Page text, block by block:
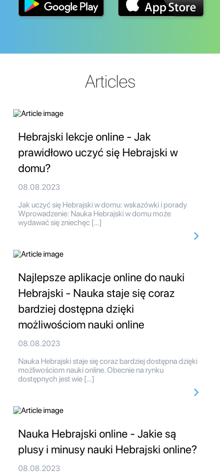
Articles
Hebrajski lekcje online - Jak
prawidłowo uczyć się Hebrajski w
domu?
08.08.2023
Jak uczyć się Hebrajski w domu: wskazówki i porady
Wprowadzenie: Nauka Hebrajski w domu może
wydawać się zniechęc […]
Najlepsze aplikacje online do nauki
Hebrajski - Nauka staje się coraz
bardziej dostępna dzięki
możliwościom nauki online
08.08.2023
Nauka Hebrajski staje się coraz bardziej dostępna dzięki
możliwościom nauki online. Obecnie na rynku
dostępnych jest wie […]
Nauka Hebrajski online - Jakie są
plusy i minusy nauki Hebrajski online?
08.08.2023